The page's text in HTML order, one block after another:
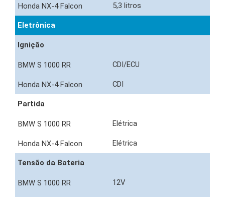
5,3 litros
Eletrônica
Ignição
CDI/ECU
CDI
Partida
Elétrica
Elétrica
Tensão da Bateria
12V